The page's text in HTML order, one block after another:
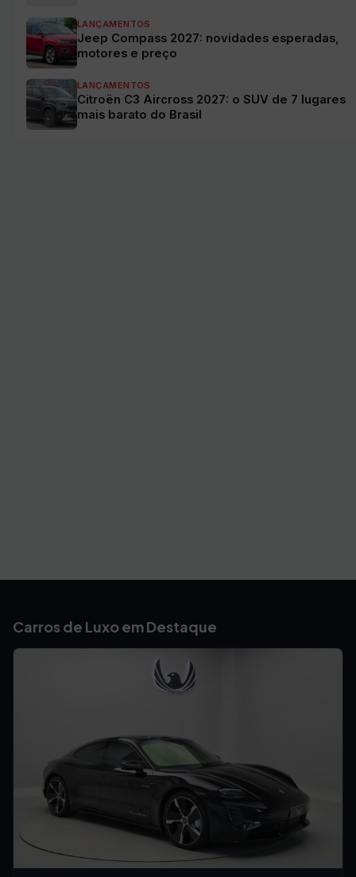
LANÇAMENTOS
Jeep Compass 2027: novidades esperadas,
motores e preço
LANÇAMENTOS
Citroën C3 Aircross 2027: o SUV de 7 lugares
mais barato do Brasil
Carros de Luxo em Destaque